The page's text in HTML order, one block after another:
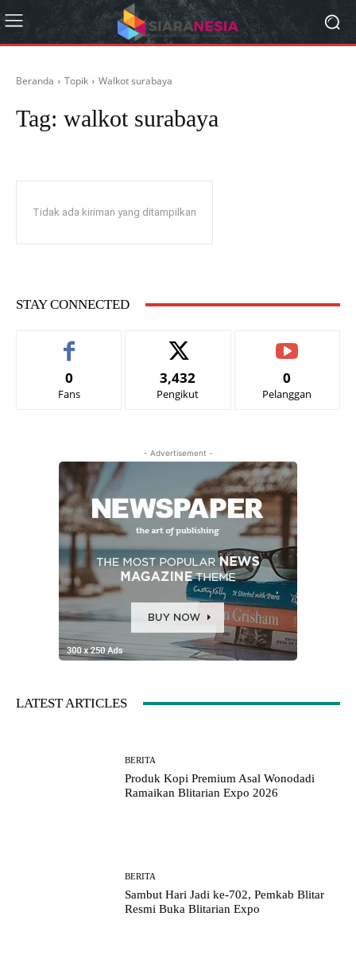
Beranda Topik Walkot surabaya
Tag: walkot surabaya
Tidak ada kiriman yang ditampilkan
STAY CONNECTED
0
Fans
3,432
Pengikut
0
Pelanggan
- Advertisement -
LATEST ARTICLES
BERITA
Produk Kopi Premium Asal Wonodadi
Ramaikan Blitarian Expo 2026
BERITA
Sambut Hari Jadi ke-702, Pemkab Blitar
Resmi Buka Blitarian Expo